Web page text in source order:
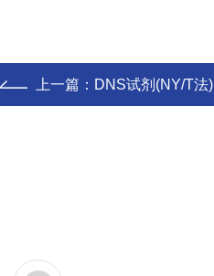
上一篇： DNS试剂(NY/T法)